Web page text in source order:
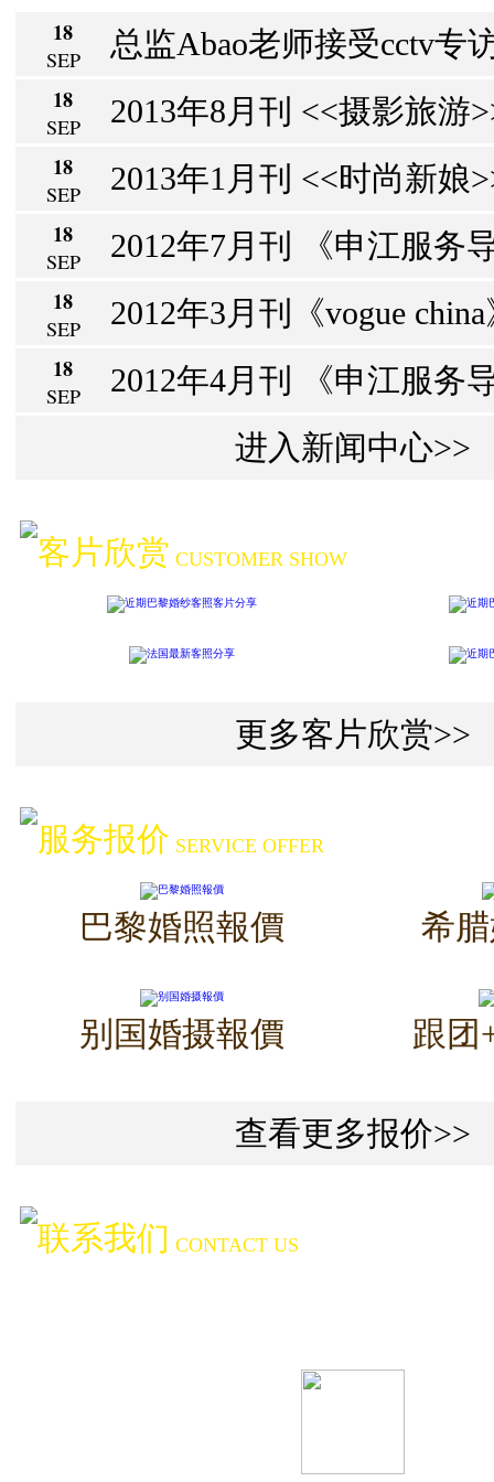
18
SEP 总监Abao老师接受cctv专
18
SEP 2013年8月刊 <<摄影旅游
18
SEP 2013年1月刊 <<时尚新娘
18
SEP 2012年7月刊 《申江服务
18
SEP 2012年3月刊《vogue
18
SEP 2012年4月刊 《申江服务
进入新闻中心>>
客片欣赏 CUSTOMER SHOW
更多客片欣赏>>
服务报价 SERVICE OFFER
巴黎婚照報價 希
别国婚摄報價 跟团
查看更多报价>>
联系我们 CONTACT US